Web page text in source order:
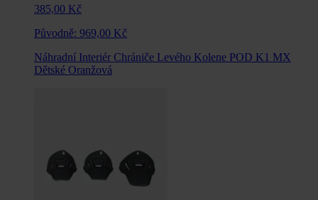
385,00 Kč
Původně: 969,00 Kč
Náhradní Interiér Chrániče Levého Kolene POD K1 MX
Dětské Oranžová